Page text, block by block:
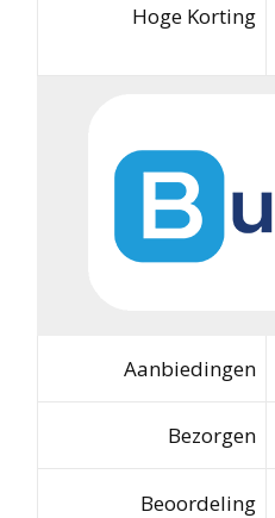
Hoge Korting
Aanbiedingen
Bezorgen
Beoordeling